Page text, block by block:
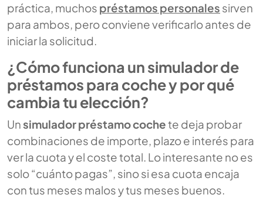
práctica, muchos préstamos personales sirven
para ambos, pero conviene verificarlo antes de
iniciar la solicitud.
¿Cómo funciona un simulador de
préstamos para coche y por qué
cambia tu elección?
Unsimulador préstamo cochete deja probar
combinaciones de importe, plazo e interés para
ver la cuota y el coste total. Lo interesante no es
solo “cuánto pagas”, sino si esa cuota encaja
con tus meses malos y tus meses buenos.